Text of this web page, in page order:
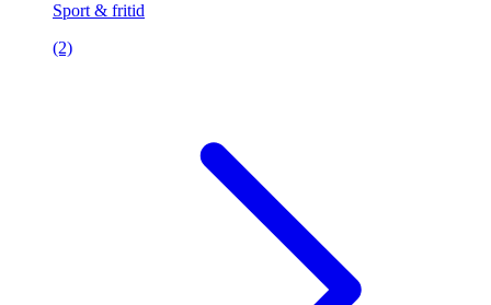
Sport & fritid
(2)